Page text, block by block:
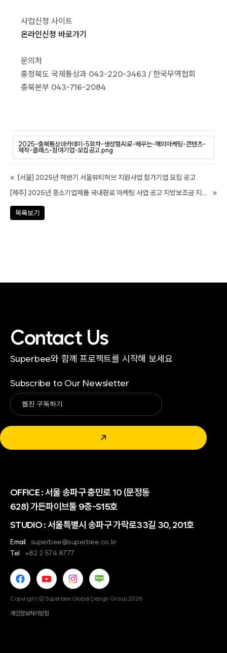
사업신청 사이트
온라인신청 바로가기
문의처
충청북도 국제통상과 043-220-3463 / 한국무역협회
충북본부 043-716-2084
2025-충북통상아카데미-5회차-생성형AI로-배우는-해외마케팅-콘텐츠-
제작-클래스-참여기업-모집공고.png
« [서울] 2025년 하반기 서울뷰티허브 지원사업 참가기업 모집 공고
[제주] 2025년 중소기업제품 국내판로 마케팅 사업 공고 지방보조금 지원계획 (경정)공고
»
목록보기
Contact Us
Superbee와 함께 프로젝트를 시작해 보세요
Subscribe to Our Newsletter
↗
Alternative:
OFFICE :서울 송파구 충민로 10 (문정동
628) 가든파이브툴 9층-S15호
STUDIO : 서울특별시 송파구 가락로33길 30, 201호
Email
superbee@superbee.co.kr
Tel
+82 2 574 8777
Copyright © Superbee Global Design Group 2026
개인정보처리방침